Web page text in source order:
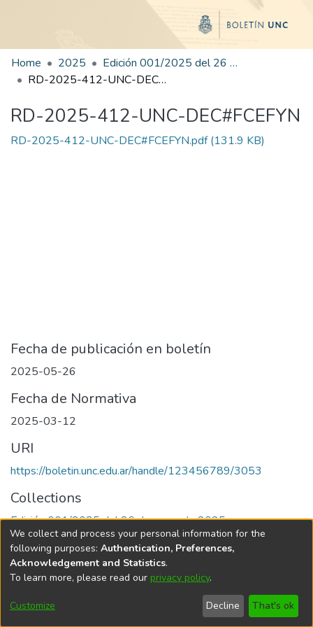
Home 2025
Edición 001/2025 del 26 de mayo de 2025
RD-2025-412-UNC-DEC#FCEFYN
RD-2025-412-UNC-DEC#FCEFYN
RD-2025-412-UNC-DEC#FCEFYN.pdf(131.9 KB)
Fecha de publicación en boletín
2025-05-26
Fecha de Normativa
2025-03-12
URI
https://boletin.unc.edu.ar/handle/123456789/3053
Collections
Edición 001/2025 del 26 de mayo de 2025
Universidad Nacional de Córdoba
We collect and process your personal information for the
following purposes: Authentication, Preferences,
Acknowledgement and Statistics.
To learn more, please read our privacy policy.
Customize Decline That's ok